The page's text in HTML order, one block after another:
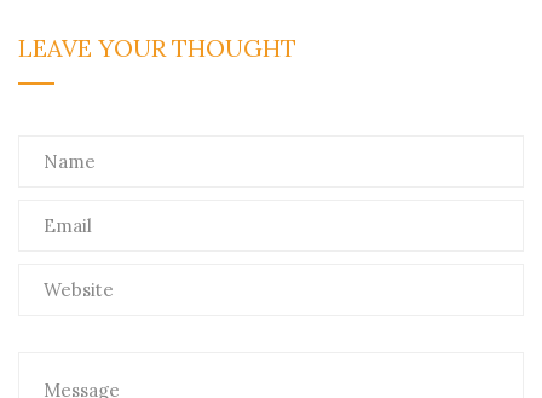
LEAVE YOUR THOUGHT